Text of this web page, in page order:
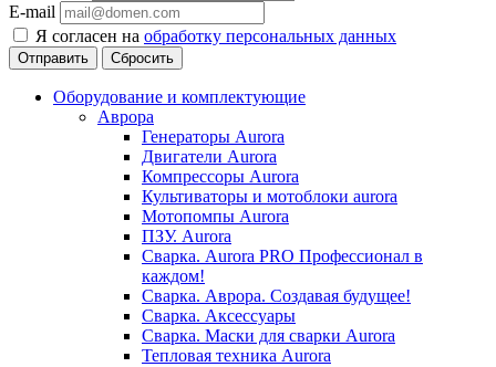
E-mail
Я согласен на обработку персональных данных
Сбросить
Оборудование и комплектующие
Аврора
Генераторы Aurora
Двигатели Aurora
Компрессоры Aurora
Культиваторы и мотоблоки aurora
Мотопомпы Aurora
ПЗУ. Aurora
Сварка. Aurora PRO Профессионал в
каждом!
Сварка. Аврора. Создавая будущее!
Сварка. Аксессуары
Сварка. Маски для сварки Aurora
Тепловая техника Aurora